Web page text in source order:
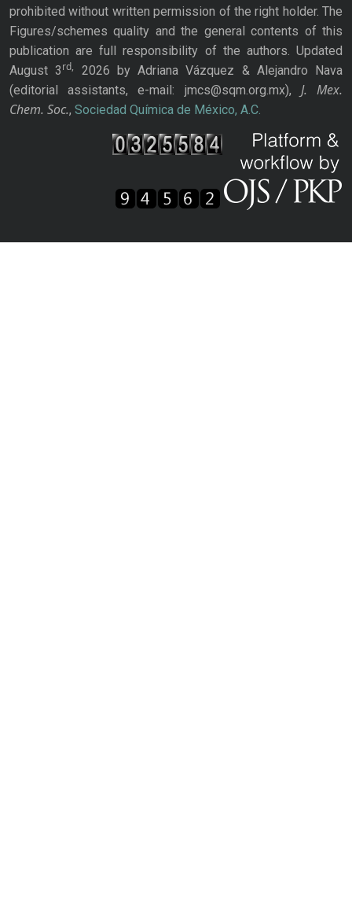
prohibited without written permission of the right holder. The
Figures/schemes quality and the general contents of this
publication are full responsibility of the authors. Updated
August 3rd,
2026 by Adriana Vázquez & Alejandro Nava
(editorial assistants, e-mail: jmcs@sqm.org.mx), J. Mex.
Chem. Soc., Sociedad Química de México, A.C.